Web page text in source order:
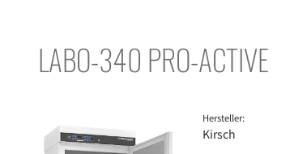
LABO-340 PRO-ACTIVE
Hersteller:
Kirsch